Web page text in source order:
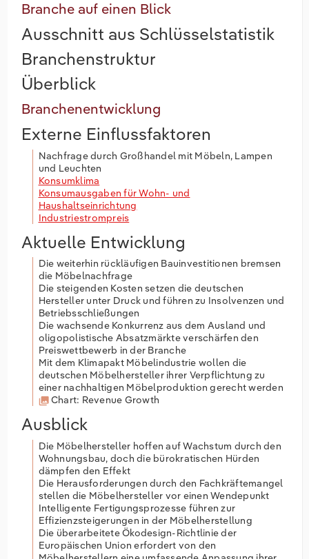
Branche auf einen Blick
Ausschnitt aus Schlüsselstatistik
Branchenstruktur
Überblick
Branchenentwicklung
Externe Einflussfaktoren
Nachfrage durch Großhandel mit Möbeln, Lampen
und Leuchten
Konsumklima
Konsumausgaben für Wohn- und
Haushaltseinrichtung
Industriestrompreis
Aktuelle Entwicklung
Die weiterhin rückläufigen Bauinvestitionen bremsen
die Möbelnachfrage
Die steigenden Kosten setzen die deutschen
Hersteller unter Druck und führen zu Insolvenzen und
Betriebsschließungen
Die wachsende Konkurrenz aus dem Ausland und
oligopolistische Absatzmärkte verschärfen den
Preiswettbewerb in der Branche
Mit dem Klimapakt Möbelindustrie wollen die
deutschen Möbelhersteller ihrer Verpflichtung zu
einer nachhaltigen Möbelproduktion gerecht werden
Chart: Revenue Growth
Ausblick
Die Möbelhersteller hoffen auf Wachstum durch den
Wohnungsbau, doch die bürokratischen Hürden
dämpfen den Effekt
Die Herausforderungen durch den Fachkräftemangel
stellen die Möbelhersteller vor einen Wendepunkt
Intelligente Fertigungsprozesse führen zur
Effizienzsteigerungen in der Möbelherstellung
Die überarbeitete Ökodesign-Richtlinie der
Europäischen Union erfordert von den